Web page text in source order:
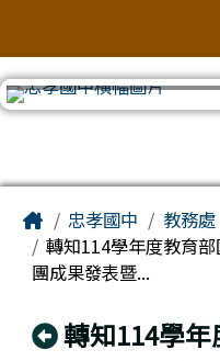
Home忠孝國中 教務處
轉知114學年度教育
團成果發表暨...
回上頁
轉知114學